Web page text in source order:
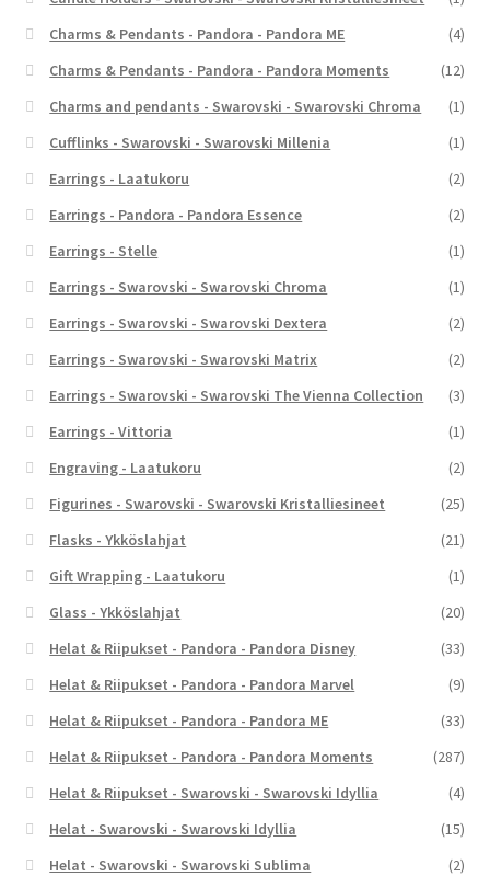
Charms & Pendants - Pandora - Pandora ME
(4)
Charms & Pendants - Pandora - Pandora Moments
(12)
Charms and pendants - Swarovski - Swarovski Chroma
(1)
Cufflinks - Swarovski - Swarovski Millenia
(1)
Earrings - Laatukoru
(2)
Earrings - Pandora - Pandora Essence
(2)
Earrings - Stelle
(1)
Earrings - Swarovski - Swarovski Chroma
(1)
Earrings - Swarovski - Swarovski Dextera
(2)
Earrings - Swarovski - Swarovski Matrix
(2)
Earrings - Swarovski - Swarovski The Vienna Collection
(3)
Earrings - Vittoria
(1)
Engraving - Laatukoru
(2)
Figurines - Swarovski - Swarovski Kristalliesineet
(25)
Flasks - Ykköslahjat
(21)
Gift Wrapping - Laatukoru
(1)
Glass - Ykköslahjat
(20)
Helat & Riipukset - Pandora - Pandora Disney
(33)
Helat & Riipukset - Pandora - Pandora Marvel
(9)
Helat & Riipukset - Pandora - Pandora ME
(33)
Helat & Riipukset - Pandora - Pandora Moments
(287)
Helat & Riipukset - Swarovski - Swarovski Idyllia
(4)
Helat - Swarovski - Swarovski Idyllia
(15)
Helat - Swarovski - Swarovski Sublima
(2)